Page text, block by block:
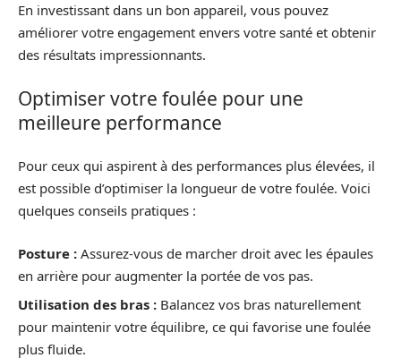
En investissant dans un bon appareil, vous pouvez
améliorer votre engagement envers votre santé et obtenir
des résultats impressionnants.
Optimiser votre foulée pour une
meilleure performance
Pour ceux qui aspirent à des performances plus élevées, il
est possible d’optimiser la longueur de votre foulée. Voici
quelques conseils pratiques :
Posture : Assurez-vous de marcher droit avec les épaules
en arrière pour augmenter la portée de vos pas.
Utilisation des bras : Balancez vos bras naturellement
pour maintenir votre équilibre, ce qui favorise une foulée
plus fluide.